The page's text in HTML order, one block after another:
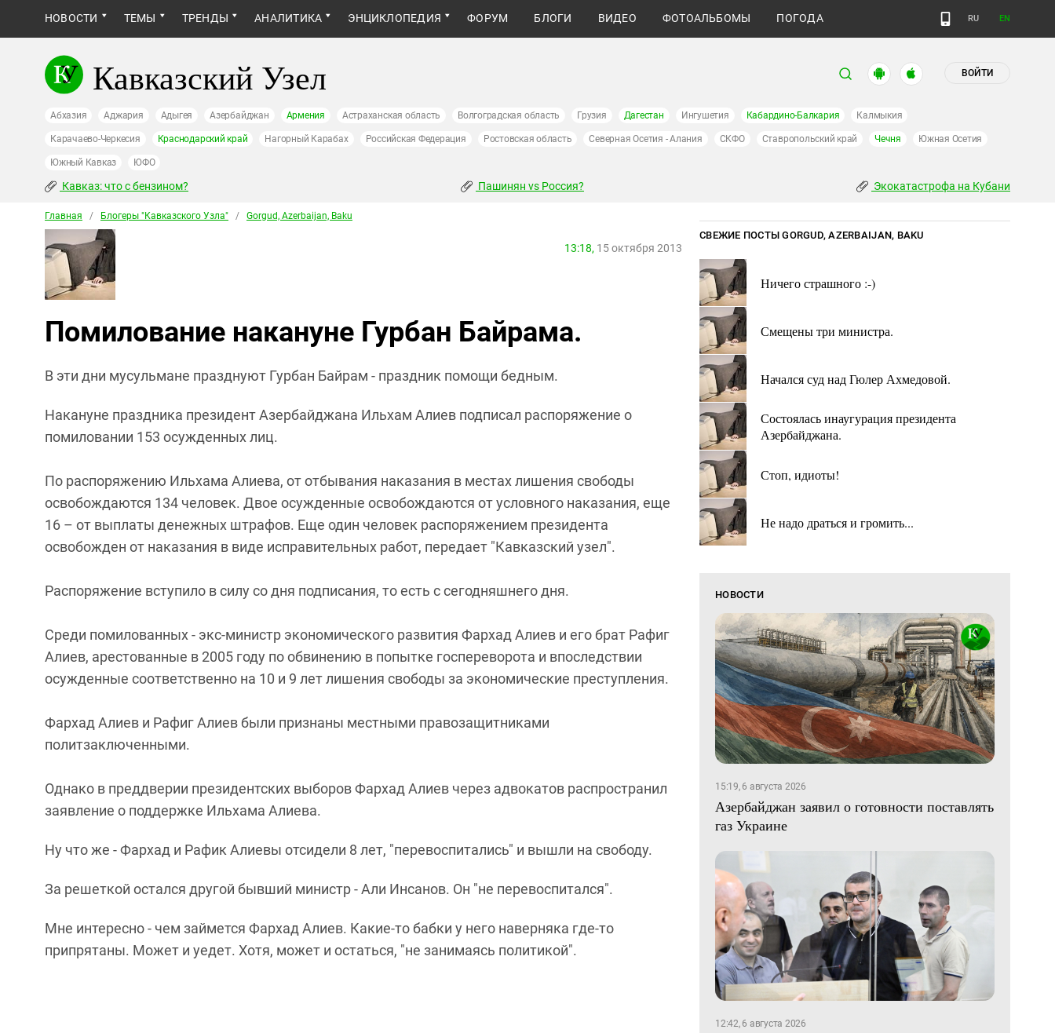
НОВОСТИ ТЕМЫ ТРЕНДЫ АНАЛИТИКА ЭНЦИКЛОПЕДИЯ ФОРУМ БЛОГИ ВИДЕО ФОТОАЛЬБОМЫ ПОГОДА RU EN
Кавказский Узел ВОЙТИ
Абхазия Аджария Адыгея Азербайджан Армения Астраханская область Волгоградская область Грузия Дагестан Ингушетия Кабардино-Балкария Калмыкия
Карачаево-Черкесия Краснодарский край Нагорный Карабах Российская Федерация Ростовская область Северная Осетия - Алания СКФО Ставропольский край Чечня Южная Осетия
Южный Кавказ ЮФО
Кавказ: что с бензином? Пашинян vs Россия? Экокатастрофа на Кубани
Главная / Блогеры "Кавказского Узла" / Gorgud, Azerbaijan, Baku
13:18, 15 октября 2013
Помилование накануне Гурбан Байрама.
В эти дни мусульмане празднуют Гурбан Байрам - праздник помощи бедным.
Накануне праздника президент Азербайджана Ильхам Алиев подписал распоряжение о
помиловании 153 осужденных лиц.
По распоряжению Ильхама Алиева, от отбывания наказания в местах лишения свободы
освобождаются 134 человек. Двое осужденные освобождаются от условного наказания, еще
16 – от выплаты денежных штрафов. Еще один человек распоряжением президента
освобожден от наказания в виде исправительных работ, передает "Кавказский узел".
Распоряжение вступило в силу со дня подписания, то есть с сегодняшнего дня.
Среди помилованных - экс-министр экономического развития Фархад Алиев и его брат Рафиг
Алиев, арестованные в 2005 году по обвинению в попытке госпереворота и впоследствии
осужденные соответственно на 10 и 9 лет лишения свободы за экономические преступления.
Фархад Алиев и Рафиг Алиев были признаны местными правозащитниками
политзаключенными.
Однако в преддверии президентских выборов Фархад Алиев через адвокатов распространил
заявление о поддержке Ильхама Алиева.
Ну что же - Фархад и Рафик Алиевы отсидели 8 лет, "перевоспитались" и вышли на свободу.
За решеткой остался другой бывший министр - Али Инсанов. Он "не перевоспитался".
Мне интересно - чем займется Фархад Алиев. Какие-то бабки у него наверняка где-то
припрятаны. Может и уедет. Хотя, может и остаться, "не занимаясь политикой".
СВЕЖИЕ ПОСТЫ GORGUD, AZERBAIJAN, BAKU
Ничего страшного :-)
Смещены три министра.
Начался суд над Гюлер Ахмедовой.
Состоялась инаугурация президента
Азербайджана.
Стоп, идиоты!
Не надо драться и громить...
НОВОСТИ
15:19, 6 августа 2026
Азербайджан заявил о готовности поставлять
газ Украине
12:42, 6 августа 2026